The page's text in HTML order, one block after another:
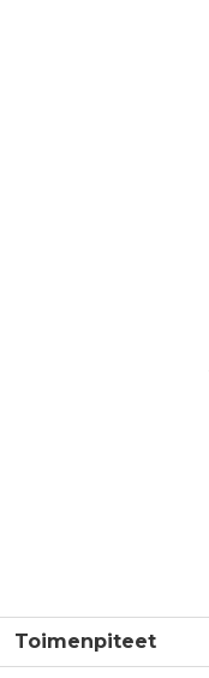
Toimenpiteet